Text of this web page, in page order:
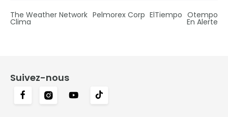
The Weather Network Pelmorex Corp ElTiempo Otempo
Clima En Alerte
Suivez-nous